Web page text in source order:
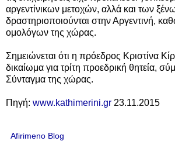
αργεντίνικων μετοχών, αλλά και των
δραστηριοποιούνται στην Αργεντινή,
ομολόγων της χώρας.
Σημειώνεται ότι η πρόεδρος Κριστίνα
δικαίωμα για τρίτη προεδρική θητεία,
Σύνταγμα της χώρας.
Πηγή: www.kathimerini.gr 23.11.2015
Afirimeno Blog